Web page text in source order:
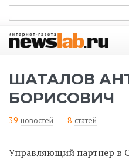
ШАТАЛОВ
БОРИСОВИЧ
39 новостей 8 статей
Управляющий партнер в